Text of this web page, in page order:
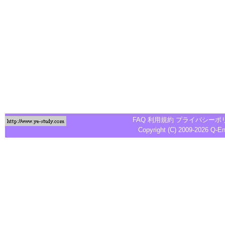
FAQ 利用規約 プライバシーポ
Copyright (C) 2009-2026 Q-